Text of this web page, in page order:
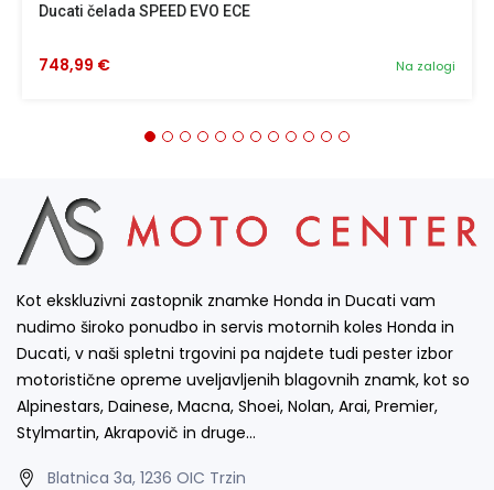
Ducati čelada SPEED EVO ECE
Na zalogi
748,99 €
Kot ekskluzivni zastopnik znamke Honda in Ducati vam
nudimo široko ponudbo in servis motornih koles Honda in
Ducati, v naši spletni trgovini pa najdete tudi pester izbor
motoristične opreme uveljavljenih blagovnih znamk, kot so
Alpinestars, Dainese, Macna, Shoei, Nolan, Arai, Premier,
Stylmartin, Akrapovič in druge…
Blatnica 3a, 1236 OIC Trzin